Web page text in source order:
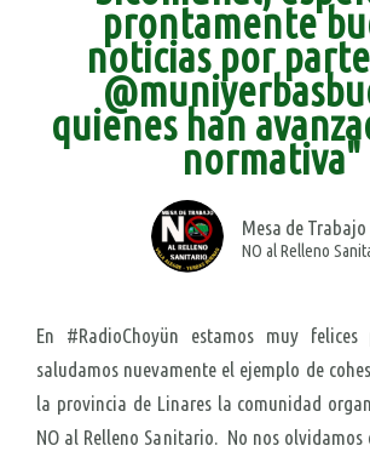
prontamente
noticias por
quienes han
normativa"
Mesa de Trabajo
NO al Relleno
En #RadioChoyün estamos muy
saludamos nuevamente el ejemplo de
la provincia de Linares la comunidad
NO al Relleno Sanitario. No nos olvidamos